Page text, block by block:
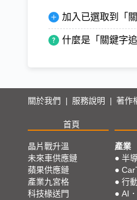
加入已選取到「
什麼是「關鍵字追
關於我們 服務說明 著作
首頁
晶片戰升溫
未來車供應鏈
蘋果供應鏈
產業九宮格
科技椽送門
產業
● 半
●
● 行
● AI